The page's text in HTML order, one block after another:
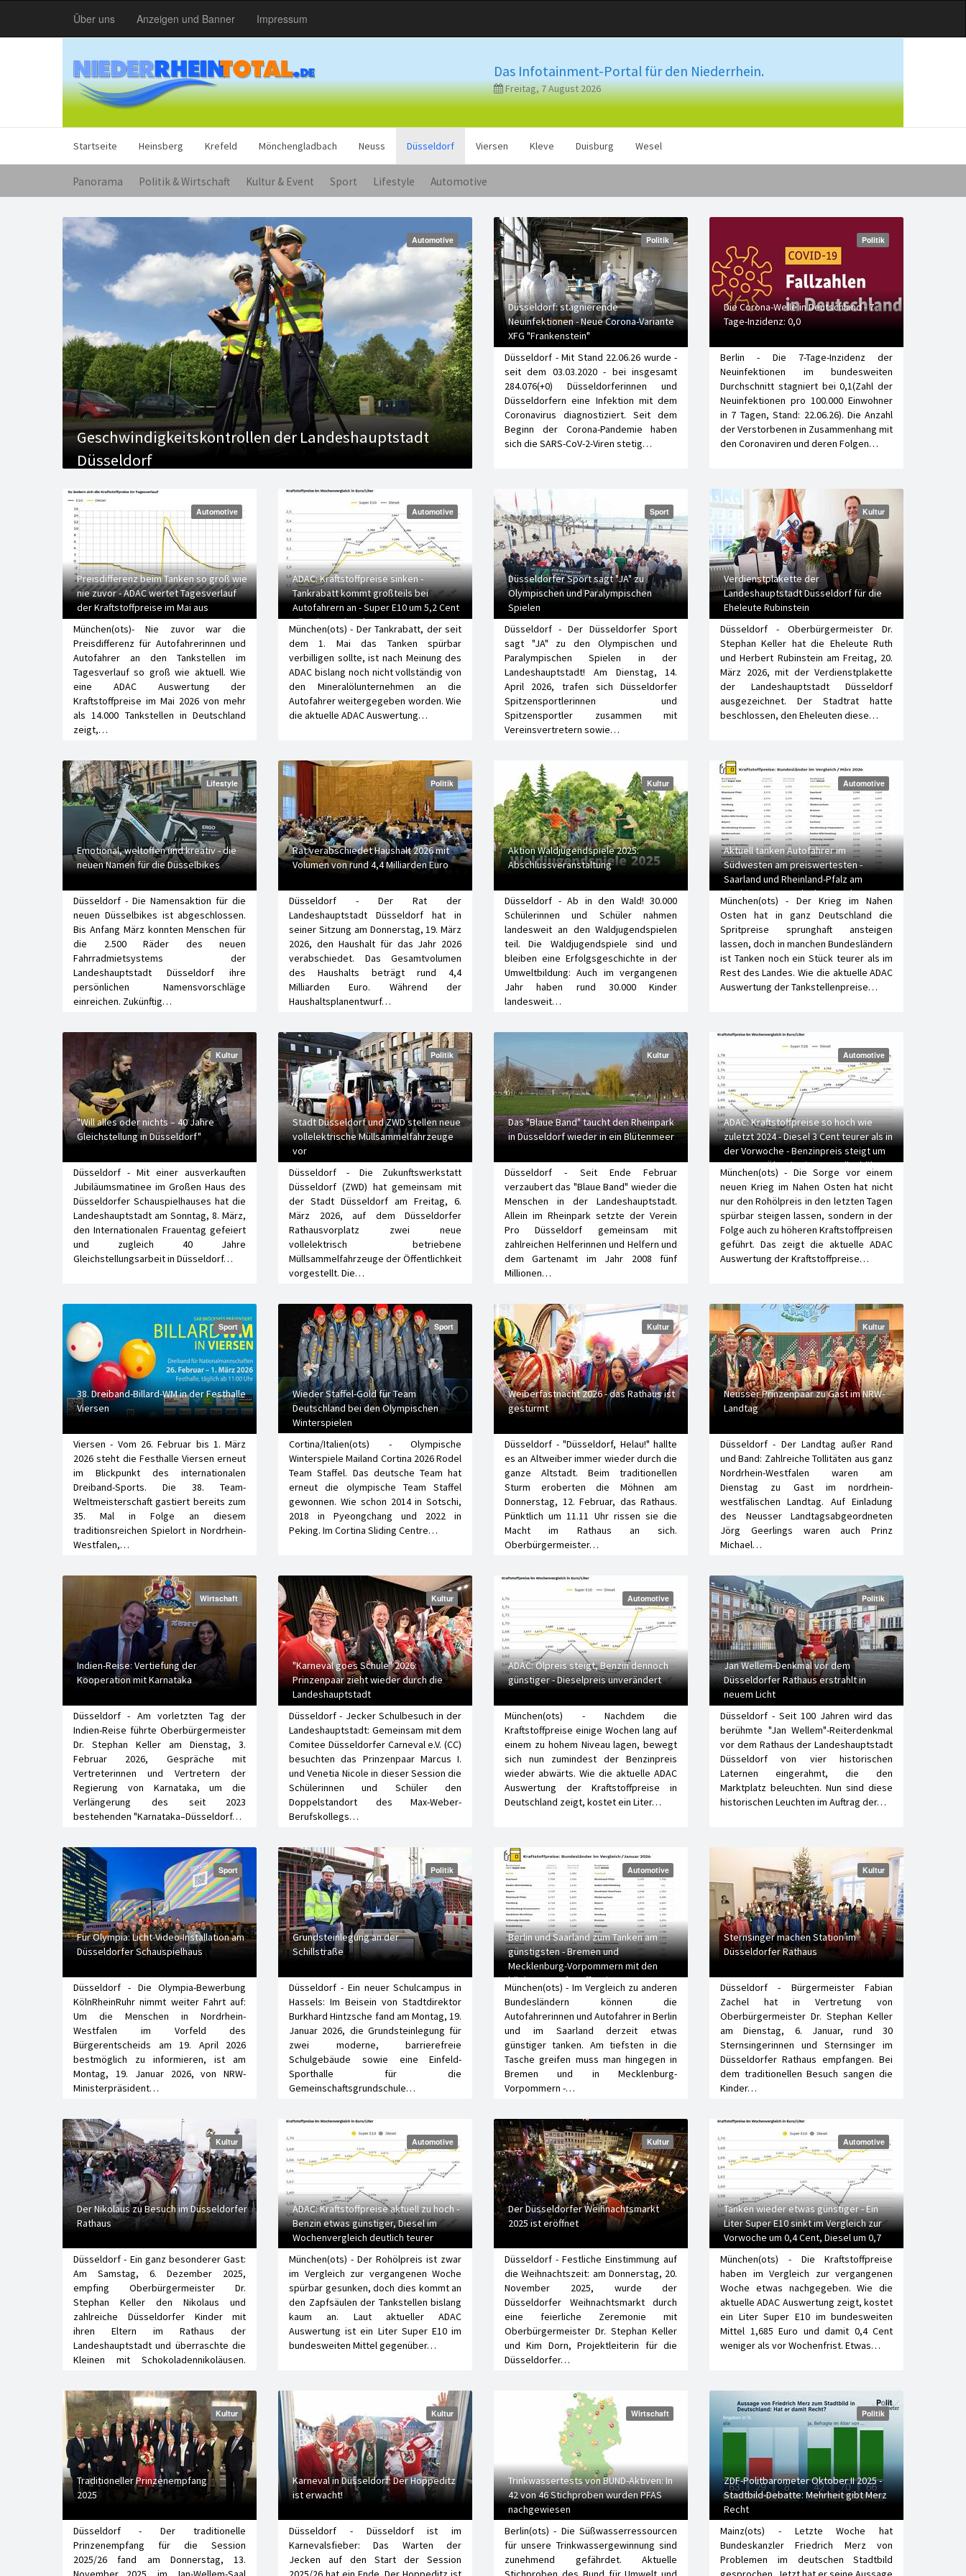
Über uns Anzeigen und Banner Impressum
Das Infotainment-Portal für den Niederrhein.
Freitag, 7 August 2026
Startseite Heinsberg Krefeld Mönchengladbach Neuss Düsseldorf Viersen Kleve Duisburg Wesel
Panorama Politik & Wirtschaft Kultur & Event Sport Lifestyle Automotive
Automotive
Geschwindigkeitskontrollen der Landeshauptstadt
Düsseldorf
Politik
Düsseldorf: stagnierende
Neuinfektionen - Neue Corona-Variante
XFG "Frankenstein"
Düsseldorf - Mit Stand 22.06.26 wurde -
seit dem 03.03.2020 - bei insgesamt
284.076(+0) Düsseldorferinnen und
Düsseldorfern eine Infektion mit dem
Coronavirus diagnostiziert. Seit dem
Beginn der Corona-Pandemie haben
sich die SARS-CoV-2-Viren stetig…
Politik
Die Corona-Welle in Deutschland - 7
Tage-Inzidenz: 0,0
Berlin - Die 7-Tage-Inzidenz der
Neuinfektionen im bundesweiten
Durchschnitt stagniert bei 0,1(Zahl der
Neuinfektionen pro 100.000 Einwohner
in 7 Tagen, Stand: 22.06.26). Die Anzahl
der Verstorbenen in Zusammenhang mit
den Coronaviren und deren Folgen…
Automotive
Preisdifferenz beim Tanken so groß wie
nie zuvor - ADAC wertet Tagesverlauf
der Kraftstoffpreise im Mai aus
München(ots)- Nie zuvor war die
Preisdifferenz für Autofahrerinnen und
Autofahrer an den Tankstellen im
Tagesverlauf so groß wie aktuell. Wie
eine ADAC Auswertung der
Kraftstoffpreise im Mai 2026 von mehr
als 14.000 Tankstellen in Deutschland
zeigt,…
Automotive
ADAC: Kraftstoffpreise sinken -
Tankrabatt kommt großteils bei
Autofahrern an - Super E10 um 5,2 Cent
günstiger, Diesel um 11,2 Cent
München(ots) - Der Tankrabatt, der seit
dem 1. Mai das Tanken spürbar
verbilligen sollte, ist nach Meinung des
ADAC bislang noch nicht vollständig von
den Mineralölunternehmen an die
Autofahrer weitergegeben worden. Wie
die aktuelle ADAC Auswertung…
Sport
Düsseldorfer Sport sagt "JA" zu
Olympischen und Paralympischen
Spielen
Düsseldorf - Der Düsseldorfer Sport
sagt "JA" zu den Olympischen und
Paralympischen Spielen in der
Landeshauptstadt! Am Dienstag, 14.
April 2026, trafen sich Düsseldorfer
Spitzensportlerinnen und
Spitzensportler zusammen mit
Vereinsvertretern sowie…
Kultur
Verdienstplakette der
Landeshauptstadt Düsseldorf für die
Eheleute Rubinstein
Düsseldorf - Oberbürgermeister Dr.
Stephan Keller hat die Eheleute Ruth
und Herbert Rubinstein am Freitag, 20.
März 2026, mit der Verdienstplakette
der Landeshauptstadt Düsseldorf
ausgezeichnet. Der Stadtrat hatte
beschlossen, den Eheleuten diese…
Lifestyle
Emotional, weltoffen und kreativ - die
neuen Namen für die Düsselbikes
Düsseldorf - Die Namensaktion für die
neuen Düsselbikes ist abgeschlossen.
Bis Anfang März konnten Menschen für
die 2.500 Räder des neuen
Fahrradmietsystems der
Landeshauptstadt Düsseldorf ihre
persönlichen Namensvorschläge
einreichen. Zukünftig…
Politik
Rat verabschiedet Haushalt 2026 mit
Volumen von rund 4,4 Milliarden Euro
Düsseldorf - Der Rat der
Landeshauptstadt Düsseldorf hat in
seiner Sitzung am Donnerstag, 19. März
2026, den Haushalt für das Jahr 2026
verabschiedet. Das Gesamtvolumen
des Haushalts beträgt rund 4,4
Milliarden Euro. Während der
Haushaltsplanentwurf…
Kultur
Aktion Waldjugendspiele 2025:
Abschlussveranstaltung
Düsseldorf - Ab in den Wald! 30.000
Schülerinnen und Schüler nahmen
landesweit an den Waldjugendspielen
teil. Die Waldjugendspiele sind und
bleiben eine Erfolgsgeschichte in der
Umweltbildung: Auch im vergangenen
Jahr haben rund 30.000 Kinder
landesweit…
Automotive
Aktuell tanken Autofahrer im
Südwesten am preiswertesten -
Saarland und Rheinland-Pfalz am
niedrigsten, Brandenburg und Hessen
am teuersten
München(ots) - Der Krieg im Nahen
Osten hat in ganz Deutschland die
Spritpreise sprunghaft ansteigen
lassen, doch in manchen Bundesländern
ist Tanken noch ein Stück teurer als im
Rest des Landes. Wie die aktuelle ADAC
Auswertung der Tankstellenpreise…
Kultur
"Will alles oder nichts – 40 Jahre
Gleichstellung in Düsseldorf"
Düsseldorf - Mit einer ausverkauften
Jubiläumsmatinee im Großen Haus des
Düsseldorfer Schauspielhauses hat die
Landeshauptstadt am Sonntag, 8. März,
den Internationalen Frauentag gefeiert
und zugleich 40 Jahre
Gleichstellungsarbeit in Düsseldorf…
Politik
Stadt Düsseldorf und ZWD stellen neue
vollelektrische Müllsammelfahrzeuge
vor
Düsseldorf - Die Zukunftswerkstatt
Düsseldorf (ZWD) hat gemeinsam mit
der Stadt Düsseldorf am Freitag, 6.
März 2026, auf dem Düsseldorfer
Rathausvorplatz zwei neue
vollelektrisch betriebene
Müllsammelfahrzeuge der Öffentlichkeit
vorgestellt. Die…
Kultur
Das "Blaue Band" taucht den Rheinpark
in Düsseldorf wieder in ein Blütenmeer
Düsseldorf - Seit Ende Februar
verzaubert das "Blaue Band" wieder die
Menschen in der Landeshauptstadt.
Allein im Rheinpark setzte der Verein
Pro Düsseldorf gemeinsam mit
zahlreichen Helferinnen und Helfern und
dem Gartenamt im Jahr 2008 fünf
Millionen…
Automotive
ADAC: Kraftstoffpreise so hoch wie
zuletzt 2024 - Diesel 3 Cent teurer als in
der Vorwoche - Benzinpreis steigt um
1,8 Cent - Ölpreis vier US-Dollar höher
München(ots) - Die Sorge vor einem
neuen Krieg im Nahen Osten hat nicht
nur den Rohölpreis in den letzten Tagen
spürbar steigen lassen, sondern in der
Folge auch zu höheren Kraftstoffpreisen
geführt. Das zeigt die aktuelle ADAC
Auswertung der Kraftstoffpreise…
Sport
38. Dreiband-Billard-WM in der Festhalle
Viersen
Viersen - Vom 26. Februar bis 1. März
2026 steht die Festhalle Viersen erneut
im Blickpunkt des internationalen
Dreiband-Sports. Die 38. Team-
Weltmeisterschaft gastiert bereits zum
35. Mal in Folge an diesem
traditionsreichen Spielort in Nordrhein-
Westfalen,…
Sport
Wieder Staffel-Gold für Team
Deutschland bei den Olympischen
Winterspielen
Cortina/Italien(ots) - Olympische
Winterspiele Mailand Cortina 2026 Rodel
Team Staffel. Das deutsche Team hat
erneut die olympische Team Staffel
gewonnen. Wie schon 2014 in Sotschi,
2018 in Pyeongchang und 2022 in
Peking. Im Cortina Sliding Centre…
Kultur
Weiberfastnacht 2026 - das Rathaus ist
gestürmt
Düsseldorf - "Düsseldorf, Helau!" hallte
es an Altweiber immer wieder durch die
ganze Altstadt. Beim traditionellen
Sturm eroberten die Möhnen am
Donnerstag, 12. Februar, das Rathaus.
Pünktlich um 11.11 Uhr rissen sie die
Macht im Rathaus an sich.
Oberbürgermeister…
Kultur
Neusser Prinzenpaar zu Gast im NRW-
Landtag
Düsseldorf - Der Landtag außer Rand
und Band: Zahlreiche Tollitäten aus ganz
Nordrhein-Westfalen waren am
Dienstag zu Gast im nordrhein-
westfälischen Landtag. Auf Einladung
des Neusser Landtagsabgeordneten
Jörg Geerlings waren auch Prinz
Michael…
Wirtschaft
Indien-Reise: Vertiefung der
Kooperation mit Karnataka
Düsseldorf - Am vorletzten Tag der
Indien-Reise führte Oberbürgermeister
Dr. Stephan Keller am Dienstag, 3.
Februar 2026, Gespräche mit
Vertreterinnen und Vertretern der
Regierung von Karnataka, um die
Verlängerung des seit 2023
bestehenden "Karnataka–Düsseldorf…
Kultur
"Karneval goes Schule" 2026:
Prinzenpaar zieht wieder durch die
Landeshauptstadt
Düsseldorf - Jecker Schulbesuch in der
Landeshauptstadt: Gemeinsam mit dem
Comitee Düsseldorfer Carneval e.V. (CC)
besuchten das Prinzenpaar Marcus I.
und Venetia Nicole in dieser Session die
Schülerinnen und Schüler den
Doppelstandort des Max-Weber-
Berufskollegs…
Automotive
ADAC: Ölpreis steigt, Benzin dennoch
günstiger - Dieselpreis unverändert
München(ots) - Nachdem die
Kraftstoffpreise einige Wochen lang auf
einem zu hohem Niveau lagen, bewegt
sich nun zumindest der Benzinpreis
wieder abwärts. Wie die aktuelle ADAC
Auswertung der Kraftstoffpreise in
Deutschland zeigt, kostet ein Liter…
Politik
Jan Wellem-Denkmal vor dem
Düsseldorfer Rathaus erstrahlt in
neuem Licht
Düsseldorf - Seit 100 Jahren wird das
berühmte "Jan Wellem"-Reiterdenkmal
vor dem Rathaus der Landeshauptstadt
Düsseldorf von vier historischen
Laternen eingerahmt, die den
Marktplatz beleuchten. Nun sind diese
historischen Leuchten im Auftrag der…
Sport
Für Olympia: Licht-Video-Installation am
Düsseldorfer Schauspielhaus
Düsseldorf - Die Olympia-Bewerbung
KölnRheinRuhr nimmt weiter Fahrt auf:
Um die Menschen in Nordrhein-
Westfalen im Vorfeld des
Bürgerentscheids am 19. April 2026
bestmöglich zu informieren, ist am
Montag, 19. Januar 2026, von NRW-
Ministerpräsident…
Politik
Grundsteinlegung an der
Schillstraße
Düsseldorf - Ein neuer Schulcampus in
Hassels: Im Beisein von Stadtdirektor
Burkhard Hintzsche fand am Montag, 19.
Januar 2026, die Grundsteinlegung für
zwei moderne, barrierefreie
Schulgebäude sowie eine Einfeld-
Sporthalle für die
Gemeinschaftsgrundschule…
Automotive
Berlin und Saarland zum Tanken am
günstigsten - Bremen und
Mecklenburg-Vorpommern mit den
höchsten Kraftstoffpreisen
München(ots) - Im Vergleich zu anderen
Bundesländern können die
Autofahrerinnen und Autofahrer in Berlin
und im Saarland derzeit etwas
günstiger tanken. Am tiefsten in die
Tasche greifen muss man hingegen in
Bremen und in Mecklenburg-
Vorpommern -…
Kultur
Sternsinger machen Station im
Düsseldorfer Rathaus
Düsseldorf - Bürgermeister Fabian
Zachel hat in Vertretung von
Oberbürgermeister Dr. Stephan Keller
am Dienstag, 6. Januar, rund 30
Sternsingerinnen und Sternsinger im
Düsseldorfer Rathaus empfangen. Bei
dem traditionellen Besuch sangen die
Kinder…
Kultur
Der Nikolaus zu Besuch im Düsseldorfer
Rathaus
Düsseldorf - Ein ganz besonderer Gast:
Am Samstag, 6. Dezember 2025,
empfing Oberbürgermeister Dr.
Stephan Keller den Nikolaus und
zahlreiche Düsseldorfer Kinder mit
ihren Eltern im Rathaus der
Landeshauptstadt und überraschte die
Kleinen mit Schokoladennikoläusen.
Automotive
ADAC: Kraftstoffpreise aktuell zu hoch -
Benzin etwas günstiger, Diesel im
Wochenvergleich deutlich teurer
München(ots) - Der Rohölpreis ist zwar
im Vergleich zur vergangenen Woche
spürbar gesunken, doch dies kommt an
den Zapfsäulen der Tankstellen bislang
kaum an. Laut aktueller ADAC
Auswertung ist ein Liter Super E10 im
bundesweiten Mittel gegenüber…
Kultur
Der Düsseldorfer Weihnachtsmarkt
2025 ist eröffnet
Düsseldorf - Festliche Einstimmung auf
die Weihnachtszeit: am Donnerstag, 20.
November 2025, wurde der
Düsseldorfer Weihnachtsmarkt durch
eine feierliche Zeremonie mit
Oberbürgermeister Dr. Stephan Keller
und Kim Dorn, Projektleiterin für die
Düsseldorfer…
Automotive
Tanken wieder etwas günstiger - Ein
Liter Super E10 sinkt im Vergleich zur
Vorwoche um 0,4 Cent, Diesel um 0,7
Cent
München(ots) - Die Kraftstoffpreise
haben im Vergleich zur vergangenen
Woche etwas nachgegeben. Wie die
aktuelle ADAC Auswertung zeigt, kostet
ein Liter Super E10 im bundesweiten
Mittel 1,685 Euro und damit 0,4 Cent
weniger als vor Wochenfrist. Etwas…
Kultur
Traditioneller Prinzenempfang
2025
Düsseldorf - Der traditionelle
Prinzenempfang für die Session
2025/26 fand am Donnerstag, 13.
Kultur
Karneval in Düsseldorf: Der Hoppeditz
ist erwacht!
Düsseldorf - Düsseldorf ist im
Karnevalsfieber: Das Warten der
Jecken auf den Start der Session
Wirtschaft
Trinkwassertests von BUND-Aktiven: In
42 von 46 Stichproben wurden PFAS
nachgewiesen
Berlin(ots) - Die Süßwasserressourcen
für unsere Trinkwassergewinnung sind
zunehmend gefährdet. Aktuelle
Politik
ZDF-Politbarometer Oktober II 2025 -
Stadtbild-Debatte: Mehrheit gibt Merz
Recht
Mainz(ots) - Letzte Woche hat
Bundeskanzler Friedrich Merz von
Problemen im deutschen Stadtbild